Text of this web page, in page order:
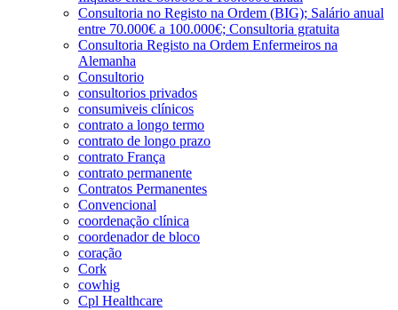
Consultoria no Registo na Ordem (BIG); Salário anual
entre 70.000€ a 100.000€; Consultoria gratuita
Consultoria Registo na Ordem Enfermeiros na
Alemanha
Consultorio
consultorios privados
consumiveis clínicos
contrato a longo termo
contrato de longo prazo
contrato França
contrato permanente
Contratos Permanentes
Convencional
coordenação clínica
coordenador de bloco
coração
Cork
cowhig
Cpl Healthcare